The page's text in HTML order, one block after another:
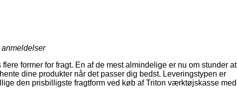
anmeldelser
former for fragt. En af de mest almindelige er nu om stunder at
dine produkter når det passer dig bedst. Leveringstypen er
den prisbilligste fragtform ved køb af Triton værktøjskasse med